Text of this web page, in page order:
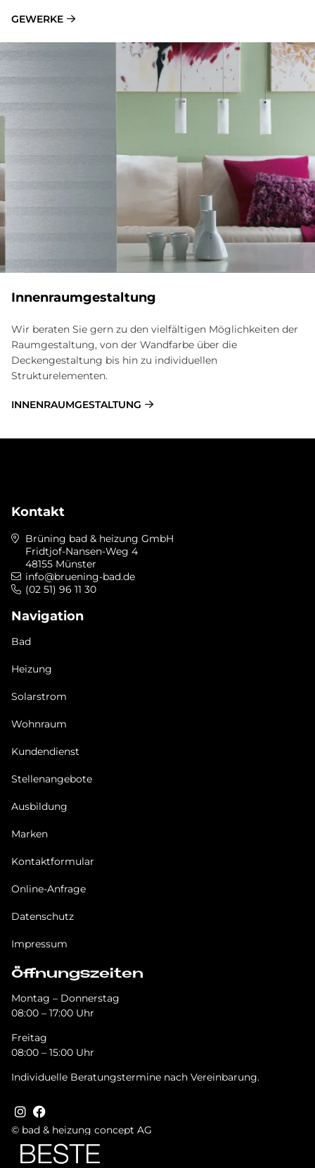
GEWERKE
Innenraumgestaltung
Wir beraten Sie gern zu den vielfältigen Möglichkeiten der
Raumgestaltung, von der Wandfarbe über die
Deckengestaltung bis hin zu individuellen
Strukturelementen.
INNENRAUMGESTALTUNG
© bad & heizung concept AG
Kontakt
Brüning bad & heizung GmbH
Fridtjof-Nansen-Weg 4
48155 Münster
info@bruening-bad.de
(02 51) 96 11 30
Navigation
Bad
Heizung
Solarstrom
Wohnraum
Kundendienst
Stellenangebote
Ausbildung
Marken
Kontaktformular
Online-Anfrage
Datenschutz
Impressum
Öffnungszeiten
Montag – Donnerstag
08:00 – 17:00 Uhr
Freitag
08:00 – 15:00 Uhr
Individuelle Beratungstermine nach Vereinbarung.